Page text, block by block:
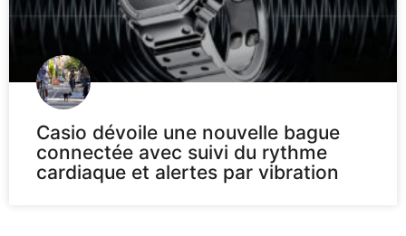
Casio dévoile une nouvelle bague
connectée avec suivi du rythme
cardiaque et alertes par vibration